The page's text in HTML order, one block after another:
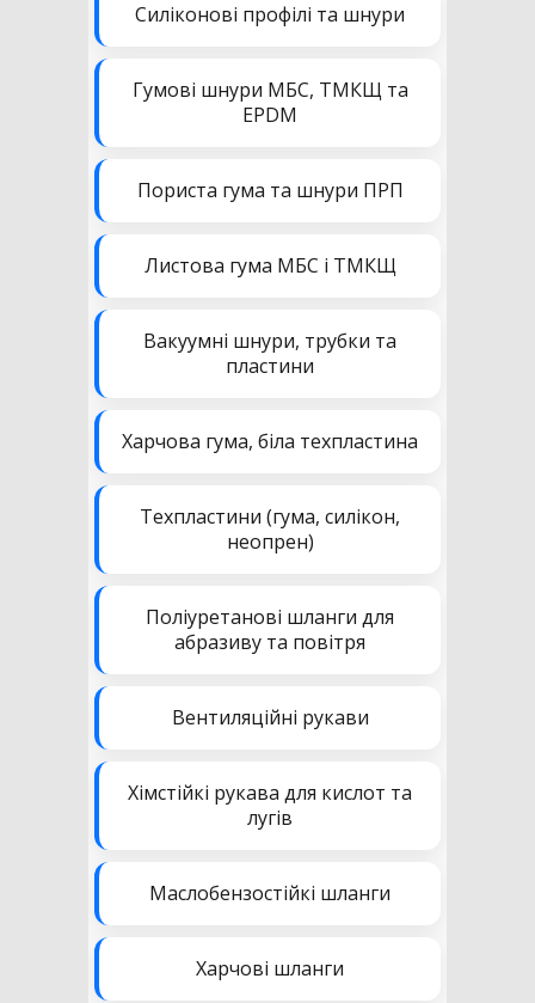
Силіконові профілі та шнури
Гумові шнури МБС, ТМКЩ та
EPDM
Пориста гума та шнури ПРП
Листова гума МБС і ТМКЩ
Вакуумні шнури, трубки та
пластини
Харчова гума, біла техпластина
Техпластини (гума, силікон,
неопрен)
Поліуретанові шланги для
абразиву та повітря
Вентиляційні рукави
Хімстійкі рукава для кислот та
лугів
Маслобензостійкі шланги
Харчові шланги